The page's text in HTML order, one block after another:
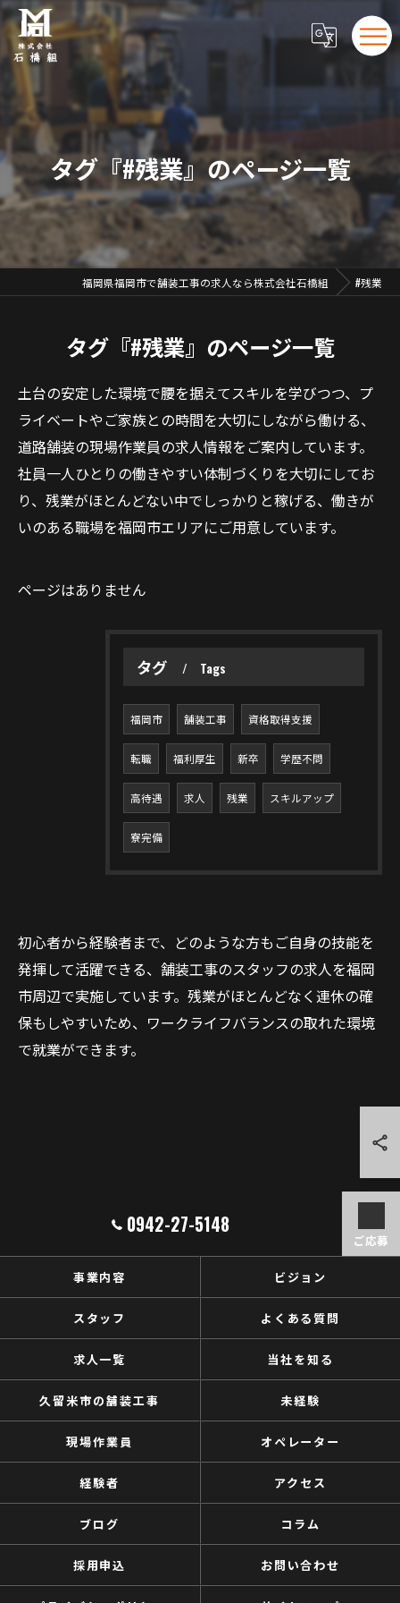
タグ『#残業』のページ一覧
福岡県福岡市で舗装工事の求人なら株式会社石橋組 #残業
タグ『#残業』のページ一覧
土台の安定した環境で腰を据えてスキルを学びつつ、プ
ライベートやご家族との時間を大切にしながら働ける、
道路舗装の現場作業員の求人情報をご案内しています。
社員一人ひとりの働きやすい体制づくりを大切にしてお
り、残業がほとんどない中でしっかりと稼げる、働きが
いのある職場を福岡市エリアにご用意しています。
ページはありません
タグ Tags
福岡市 舗装工事 資格取得支援
転職 福利厚生 新卒 学歴不問
高待遇 求人 残業 スキルアップ
寮完備
初心者から経験者まで、どのような方もご自身の技能を
発揮して活躍できる、舗装工事のスタッフの求人を福岡
市周辺で実施しています。残業がほとんどなく連休の確
保もしやすいため、ワークライフバランスの取れた環境
で就業ができます。
0942-27-5148
ご応募
事業内容 ビジョン
スタッフ よくある質問
求人一覧 当社を知る
久留米市の舗装工事 未経験
現場作業員 オペレーター
経験者 アクセス
ブログ コラム
採用申込 お問い合わせ